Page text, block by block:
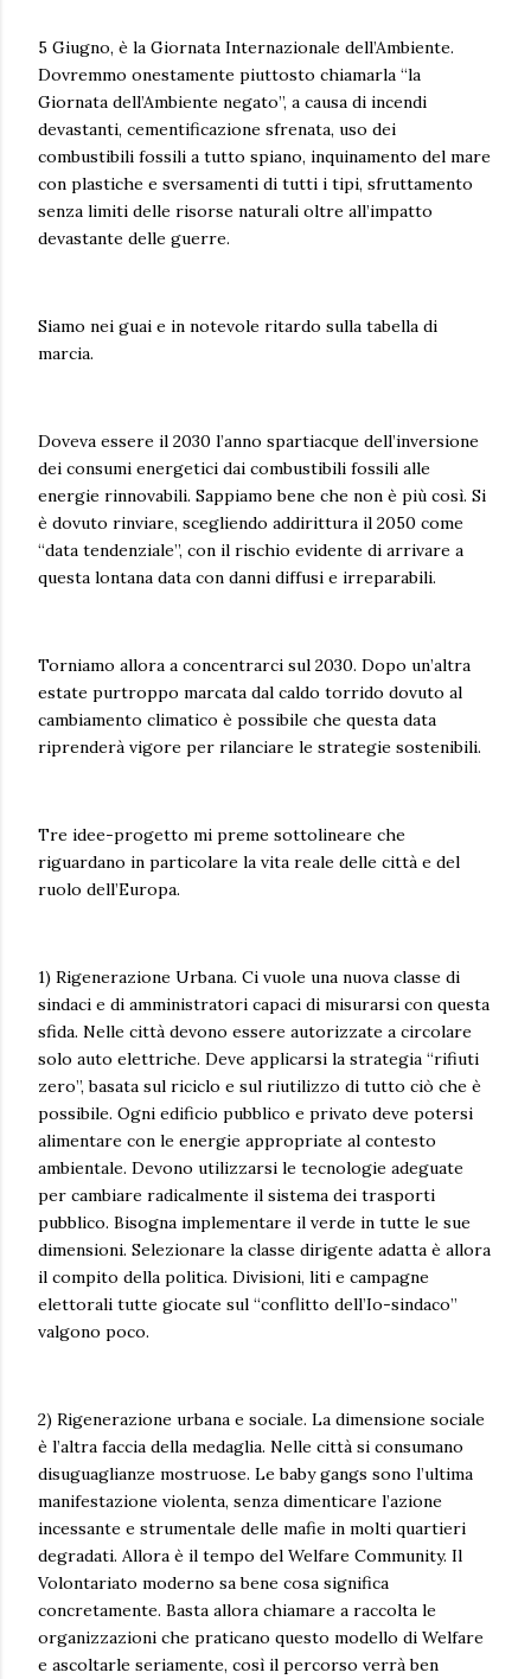
5 Giugno, è la Giornata Internazionale dell’Ambiente.
Dovremmo onestamente piuttosto chiamarla “la
Giornata dell’Ambiente negato”, a causa di incendi
devastanti, cementificazione sfrenata, uso dei
combustibili fossili a tutto spiano, inquinamento del mare
con plastiche e sversamenti di tutti i tipi, sfruttamento
senza limiti delle risorse naturali oltre all’impatto
devastante delle guerre.
Siamo nei guai e in notevole ritardo sulla tabella di
marcia.
Doveva essere il 2030 l’anno spartiacque dell’inversione
dei consumi energetici dai combustibili fossili alle
energie rinnovabili. Sappiamo bene che non è più così. Si
è dovuto rinviare, scegliendo addirittura il 2050 come
“data tendenziale”, con il rischio evidente di arrivare a
questa lontana data con danni diffusi e irreparabili.
Torniamo allora a concentrarci sul 2030. Dopo un’altra
estate purtroppo marcata dal caldo torrido dovuto al
cambiamento climatico è possibile che questa data
riprenderà vigore per rilanciare le strategie sostenibili.
Tre idee-progetto mi preme sottolineare che
riguardano in particolare la vita reale delle città e del
ruolo dell’Europa.
1) Rigenerazione Urbana. Ci vuole una nuova classe di
sindaci e di amministratori capaci di misurarsi con questa
sfida. Nelle città devono essere autorizzate a circolare
solo auto elettriche. Deve applicarsi la strategia “rifiuti
zero”, basata sul riciclo e sul riutilizzo di tutto ciò che è
possibile. Ogni edificio pubblico e privato deve potersi
alimentare con le energie appropriate al contesto
ambientale. Devono utilizzarsi le tecnologie adeguate
per cambiare radicalmente il sistema dei trasporti
pubblico. Bisogna implementare il verde in tutte le sue
dimensioni. Selezionare la classe dirigente adatta è allora
il compito della politica. Divisioni, liti e campagne
elettorali tutte giocate sul “conflitto dell’Io-sindaco”
valgono poco.
2) Rigenerazione urbana e sociale. La dimensione sociale
è l’altra faccia della medaglia. Nelle città si consumano
disuguaglianze mostruose. Le baby gangs sono l’ultima
manifestazione violenta, senza dimenticare l’azione
incessante e strumentale delle mafie in molti quartieri
degradati. Allora è il tempo del Welfare Community. Il
Volontariato moderno sa bene cosa significa
concretamente. Basta allora chiamare a raccolta le
organizzazioni che praticano questo modello di Welfare
e ascoltarle seriamente, così il percorso verrà ben